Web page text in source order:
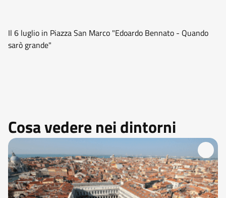
Il 6 luglio in Piazza San Marco "Edoardo Bennato - Quando
sarò grande"
Cosa vedere nei dintorni